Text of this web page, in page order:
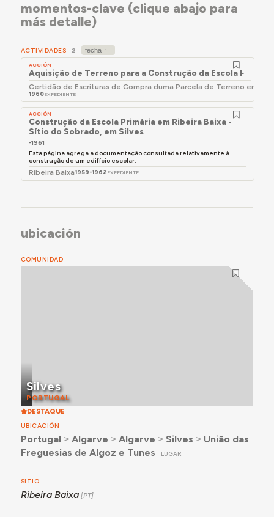
momentos-clave (clique abajo para
más detalle)
ACTIVIDADES 2
ACCIÓN
Aquisição de Terreno para a Construção da Escola
Certidão de Escrituras de Compra duma Parcela de Terreno em
1960EXPEDIENTE
ACCIÓN
Construção da Escola Primária em Ribeira Baixa -
Sítio do Sobrado, em Silves
-1961
Esta página agrega a documentação consultada relativamente à
construção de um edifício escolar.
Ribeira Baixa1959-1962 EXPEDIENTE
ubicación
COMUNIDAD
Silves
PORTUGAL
DESTAQUE
UBICACIÓN
Portugal ˃ Algarve ˃ Algarve ˃ Silves ˃ União das
Freguesias de Algoz e Tunes
LUGAR
SITIO
Ribeira Baixa